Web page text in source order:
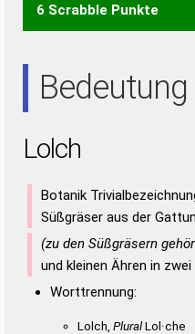
OCH
6 Scrabble Punkte
Bedeutung
Lolch
Botanik
Süßgräser aus der
(zu den Süßgräsern
und kleinen Ähren in zwei
Worttrennung:
Lolch, PluralLol·che